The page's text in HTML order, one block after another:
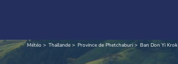
Météo Thaïlande Province de Phetchaburi Ban Don Yi Krok